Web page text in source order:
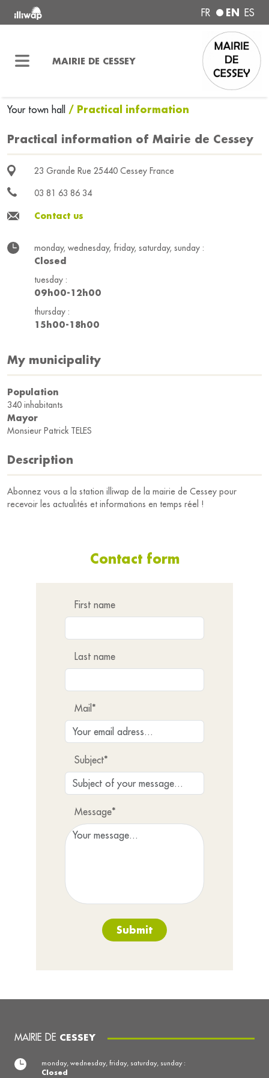
FR EN ES
MAIRIE DE CESSEY
Your town hall / Practical information
Practical information of Mairie de Cessey
23 Grande Rue 25440 Cessey France
03 81 63 86 34
Contact us
monday, wednesday, friday, saturday, sunday :
Closed
tuesday :
09h00-12h00
thursday :
15h00-18h00
My municipality
Population
340 inhabitants
Mayor
Monsieur Patrick TELES
Description
Abonnez vous a la station illiwap de la mairie de Cessey pour
recevoir les actualités et informations en temps réel !
Contact form
First name
Last name
Mail*
Subject*
Message*
Submit
MAIRIE DE CESSEY
monday, wednesday, friday, saturday, sunday :
Closed